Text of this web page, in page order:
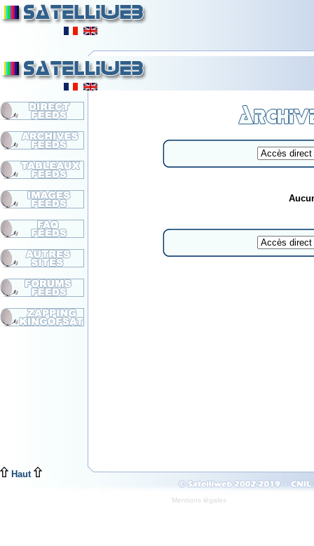
Haut
Mentions légales